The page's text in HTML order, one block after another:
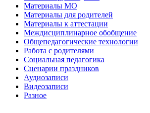
Материалы МО
Материалы для родителей
Материалы к аттестации
Междисциплинарное обобщение
Общепедагогические технологии
Работа с родителями
Социальная педагогика
Сценарии праздников
Аудиозаписи
Видеозаписи
Разное